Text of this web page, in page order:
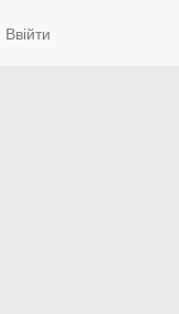
Ввійти